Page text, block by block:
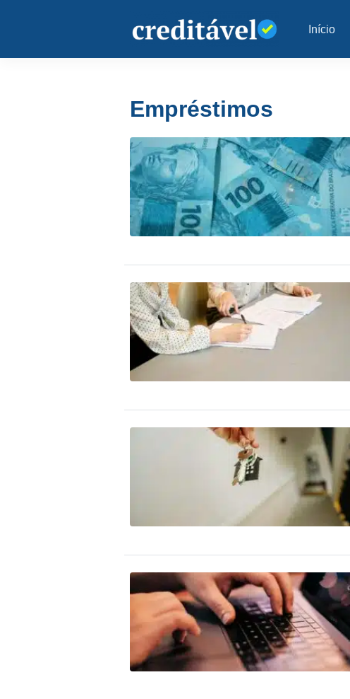
Início
Empréstimos